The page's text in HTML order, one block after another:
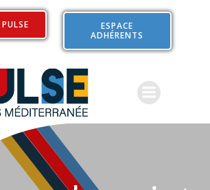
Aller
contenu
ESPACE
ADHÉRENTS